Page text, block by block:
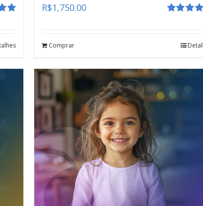
R$1,750.00
Comprar
Depoimento Especial
teste
Click here